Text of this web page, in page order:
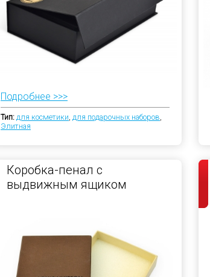
Подробнее >>>
Тип: для косметики, для подарочных наборов,
Элитная
Коробка-пенал с
выдвижным ящиком